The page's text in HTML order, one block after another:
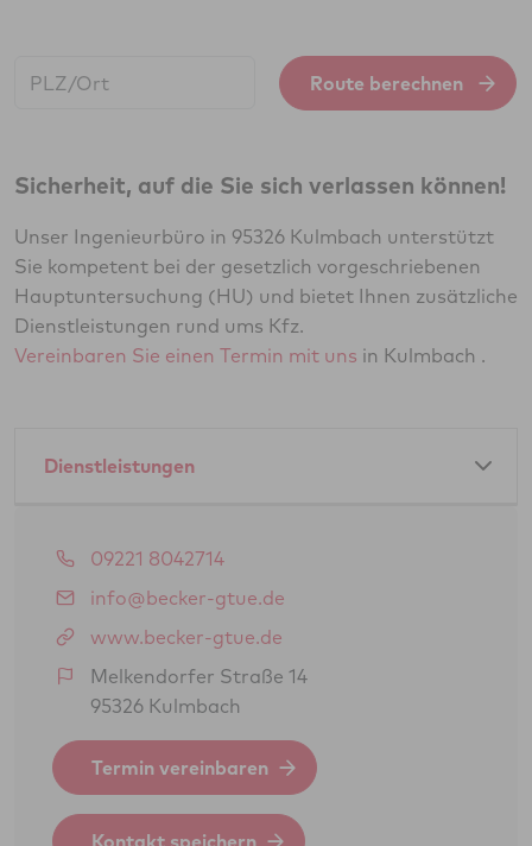
Route berechnen
Sicherheit, auf die Sie sich verlassen können!
Unser Ingenieurbüro in 95326 Kulmbach unterstützt
Sie kompetent bei der gesetzlich vorgeschriebenen
Hauptuntersuchung (HU) und bietet Ihnen zusätzliche
Dienstleistungen rund ums Kfz.
Vereinbaren Sie einen Termin mit uns in Kulmbach .
Dienstleistungen
Amtliche Dienstleistungen als GTÜ-Partner:
Hauptuntersuchung Pkw
Abgasuntersuchung
Änderungsabnahme gem. § 19 (3) StVZO
Oldtimerbegutachtung gem. § 23 StVZO
(H-Kennzeichen)
Gasprüfung Fahrzeugantrieb (GSP/GAP)
Feinstaubplaketten (Schadstoffplaketten)
09221 8042714
info@becker-gtue.de
www.becker-gtue.de
Melkendorfer Straße 14
95326 Kulmbach
Termin vereinbaren
Kontakt speichern